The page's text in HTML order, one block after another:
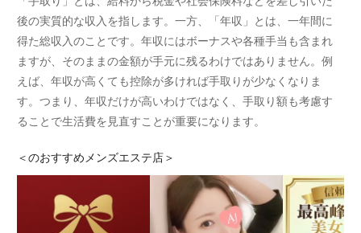
後の実質的な収入を指します。一方、「年収」とは、一年間に
得た総収入のことです。年収にはボーナスや各種手当も含まれ
ますが、そのままの金額が手元に残るわけではありません。例
えば、年収が高くても控除が多ければ手取りが少なくなりま
す。つまり、年収だけが高いわけではなく、手取り額も考慮す
ることで生活費を見直すことが重要になります。
＜のおすすめメンズエステ店＞